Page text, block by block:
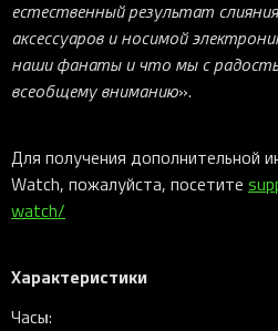
естественный результат
аксессуаров и носимой
наши фанаты и что мы с
всеобщему вниманию».
Для получения дополнительной
Watch, пожалуйста, посетите
watch/
Характеристики
Часы: